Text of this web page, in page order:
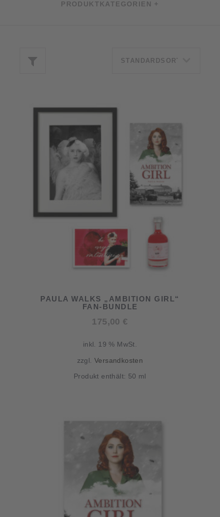
PRODUKTKATEGORIEN +
PAULA WALKS „AMBITION GIRL“
FAN-BUNDLE
175,00 €
inkl. 19 % MwSt.
zzgl.Versandkosten
Produkt enthält: 50 ml